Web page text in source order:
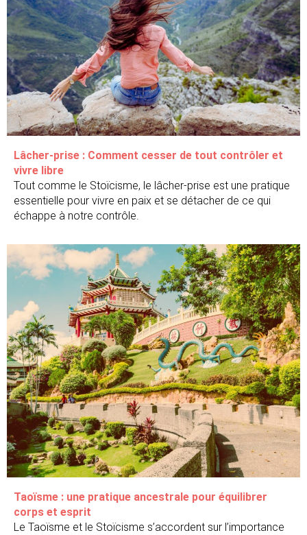
Lâcher-prise : Comment cesser de tout contrôler et
vivre libre
Tout comme le Stoïcisme, le lâcher-prise est une pratique
essentielle pour vivre en paix et se détacher de ce qui
échappe à notre contrôle.
Taoïsme : une pratique ancestrale pour équilibrer
corps et esprit
Le Taoïsme et le Stoïcisme s’accordent sur l’importance